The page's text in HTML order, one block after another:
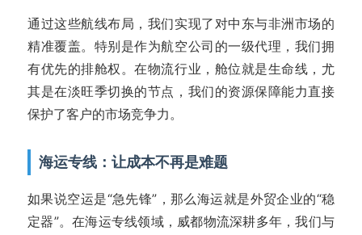
通过这些航线布局，我们实现了对中东与非洲市场的
精准覆盖。特别是作为航空公司的一级代理，我们拥
有优先的排舱权。在物流行业，舱位就是生命线，尤
其是在淡旺季切换的节点，我们的资源保障能力直接
保护了客户的市场竞争力。
海运专线：让成本不再是难题
如果说空运是“急先锋”，那么海运就是外贸企业的“稳
定器”。在海运专线领域，威都物流深耕多年，我们与